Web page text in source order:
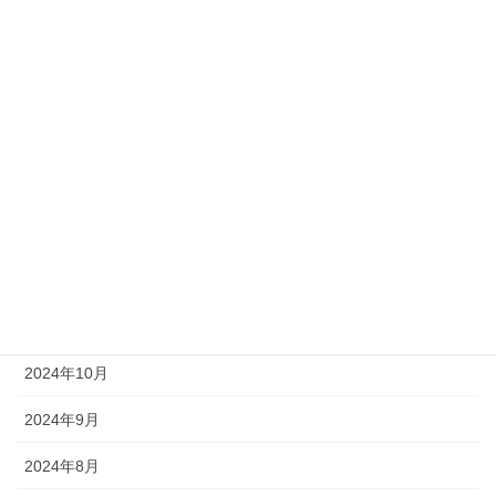
2024年10月
2024年9月
2024年8月